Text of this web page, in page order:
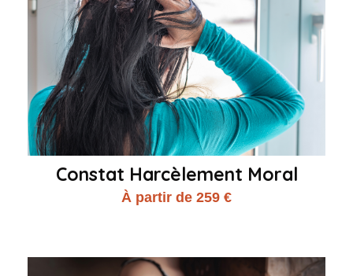
Constat Harcèlement Moral
À partir de 259 €